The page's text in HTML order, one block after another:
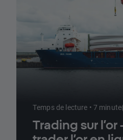
Temps de lecture • 7
Trading sur